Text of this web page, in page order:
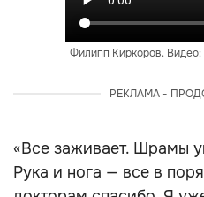
Филипп Киркоров. Видео:
РЕКЛАМА -
«Все заживает. Шрамы
Рука и нога — все в